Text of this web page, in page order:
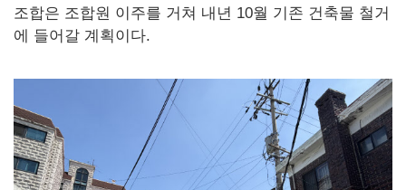
조합은 조합원 이주를 거쳐 내년 10월 기존 건축물 철거
에 들어갈 계획이다.